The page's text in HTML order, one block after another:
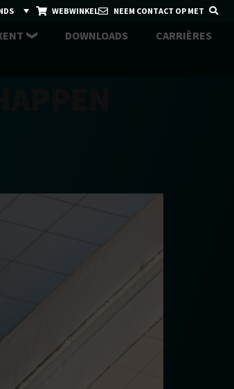
WEBWINKEL NEEM CONTACT OP MET
DOWNLOADS CARRIÈRES